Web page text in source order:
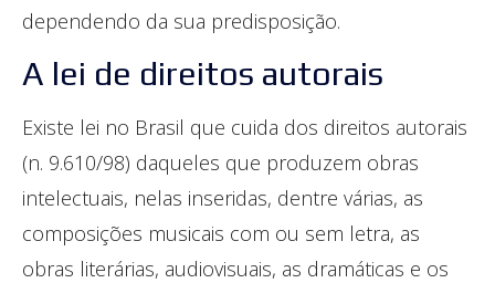
dependendo da sua predisposição.
A lei de direitos autorais
Existe lei no Brasil que cuida dos direitos autorais
(n. 9.610/98) daqueles que produzem obras
intelectuais, nelas inseridas, dentre várias, as
composições musicais com ou sem letra, as
obras literárias, audiovisuais, as dramáticas e os